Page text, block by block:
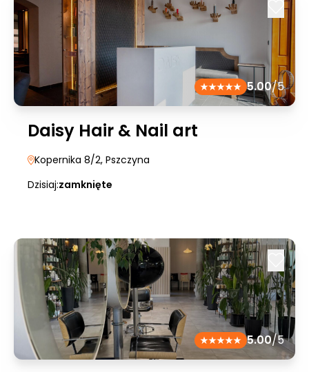
5.00/5
Daisy Hair & Nail art
Kopernika 8/2, Pszczyna
Dzisiaj:zamknięte
5.00/5